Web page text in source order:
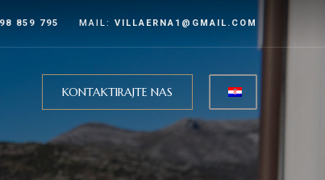
859 795 MAIL: VILLAERNA1@GMAIL.COM
KONTAKTIRAJTE NAS